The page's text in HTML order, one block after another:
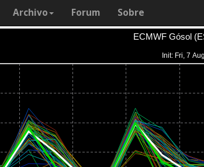
Archivo Forum Sobre
Init: Fri,
ECMWF Gósol